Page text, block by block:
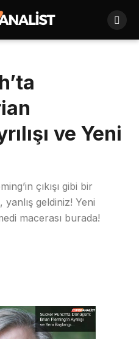
ve Yeni
çıkışı gibi bir
geldiniz! Yeni
macerası burada!